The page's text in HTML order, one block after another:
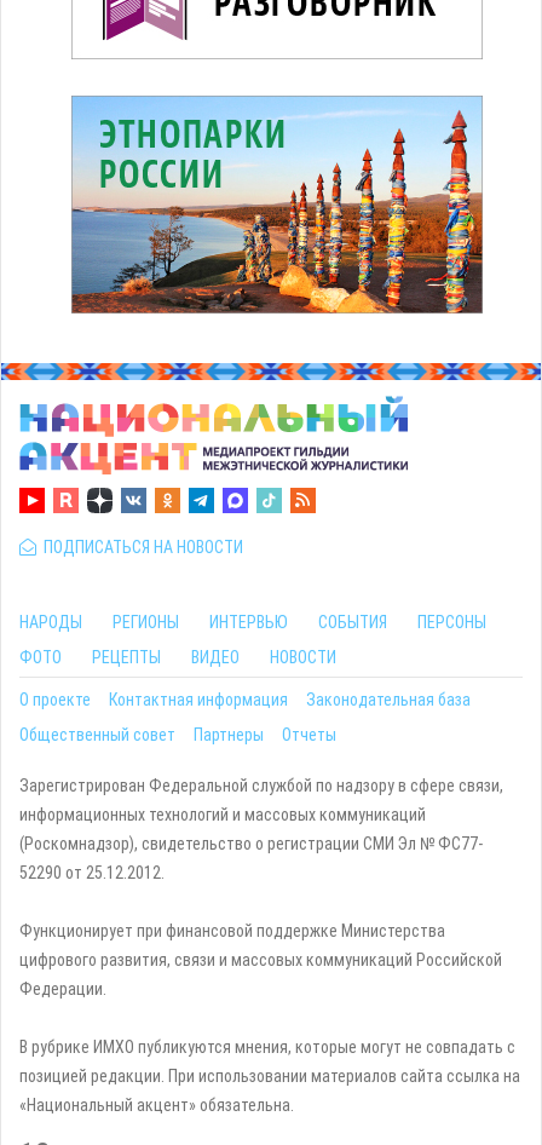
ПОДПИСАТЬСЯ НА НОВОСТИ
НАРОДЫ РЕГИОНЫ ИНТЕРВЬЮ СОБЫТИЯ
ПЕРСОНЫ
ФОТО
РЕЦЕПТЫ ВИДЕО НОВОСТИ
О проекте Контактная информация
Законодательная база
Общественный совет
Партнеры Отчеты
Зарегистрирован Федеральной службой по надзору в сфере связи,
информационных технологий и массовых коммуникаций
(Роскомнадзор), свидетельство о регистрации СМИ Эл № ФС77-
52290 от 25.12.2012.
Функционирует при финансовой поддержке Министерства
цифрового развития, связи и массовых коммуникаций Российской
Федерации.
В рубрике ИМХО публикуются мнения, которые могут не совпадать с
позицией редакции. При использовании материалов сайта ссылка на
«Национальный акцент» обязательна.